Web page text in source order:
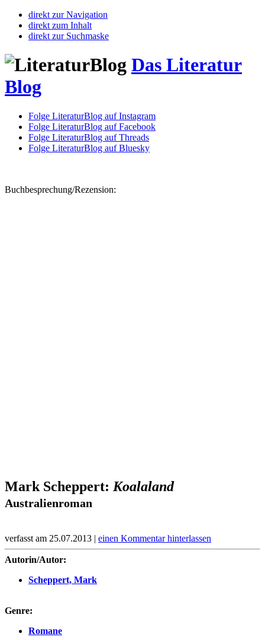
direkt zur Navigation
direkt zum Inhalt
direkt zur Suchmaske
Das Literatur
Blog
Folge LiteraturBlog auf Instagram
Folge LiteraturBlog auf Facebook
Folge LiteraturBlog auf Threads
Folge LiteraturBlog auf Bluesky
Buchbesprechung/Rezension:
Mark Scheppert: Koalaland
Australienroman
verfasst am 25.07.2013 | einen Kommentar hinterlassen
Autorin/Autor:
Scheppert, Mark
Genre:
Romane